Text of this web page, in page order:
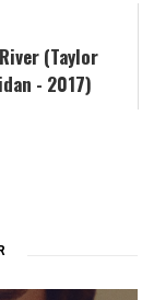
(Taylor
- 2017)